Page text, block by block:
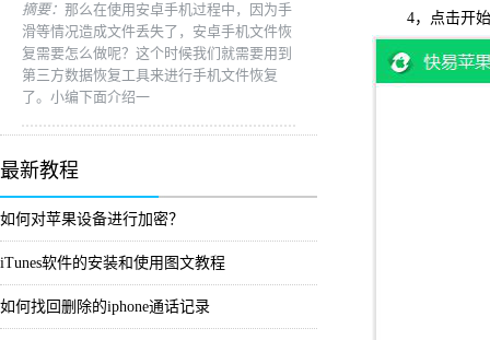
摘要： 那么在使用安卓手机过程中，因为手
滑等情况造成文件丢失了，安卓手机文件恢
复需要怎么做呢？这个时候我们就需要用到
第三方数据恢复工具来进行手机文件恢复
了。小编下面介绍一
最新教程
如何对苹果设备进行加密？
iTunes软件的安装和使用图文教程
如何找回删除的iphone通话记录
4，点击开始